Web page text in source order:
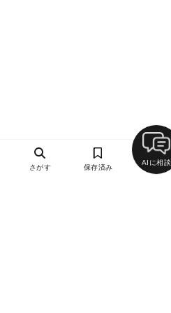
さがす 保存済み
AIに相談